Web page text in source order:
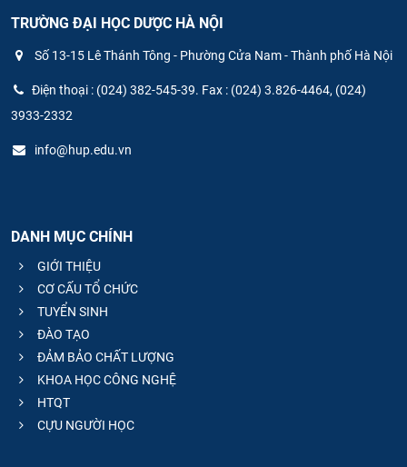
TRƯỜNG ĐẠI HỌC DƯỢC HÀ NỘI
Số 13-15 Lê Thánh Tông - Phường Cửa Nam - Thành phố Hà Nội
Điện thoại : (024) 382-545-39. Fax : (024) 3.826-4464, (024)
3933-2332
info@hup.edu.vn
DANH MỤC CHÍNH
GIỚI THIỆU
CƠ CẤU TỔ CHỨC
TUYỂN SINH
ĐÀO TẠO
ĐẢM BẢO CHẤT LƯỢNG
KHOA HỌC CÔNG NGHỆ
HTQT
CỰU NGƯỜI HỌC